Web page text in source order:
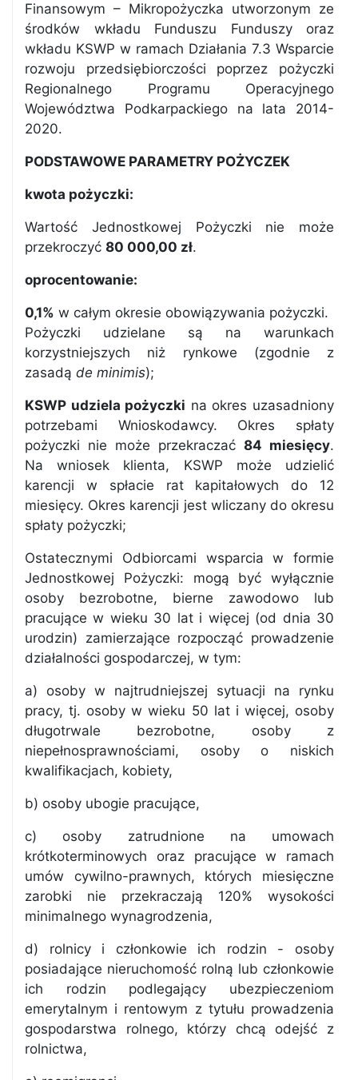
Finansowym – Mikropożyczka utworzonym ze
środków wkładu Funduszu Funduszy oraz
wkładu KSWP w ramach Działania 7.3 Wsparcie
rozwoju przedsiębiorczości poprzez pożyczki
Regionalnego Programu Operacyjnego
Województwa Podkarpackiego na lata 2014-
2020.
PODSTAWOWE PARAMETRY POŻYCZEK
kwota pożyczki:
Wartość Jednostkowej Pożyczki nie może
przekroczyć 80 000,00 zł.
oprocentowanie:
0,1% w całym okresie obowiązywania pożyczki.
Pożyczki udzielane są na warunkach
korzystniejszych niż rynkowe (zgodnie z
zasadą de minimis);
KSWP udziela pożyczki na okres uzasadniony
potrzebami Wnioskodawcy. Okres spłaty
pożyczki nie może przekraczać 84 miesięcy.
Na wniosek klienta, KSWP może udzielić
karencji w spłacie rat kapitałowych do 12
miesięcy. Okres karencji jest wliczany do okresu
spłaty pożyczki;
Ostatecznymi Odbiorcami wsparcia w formie
Jednostkowej Pożyczki: mogą być wyłącznie
osoby bezrobotne, bierne zawodowo lub
pracujące w wieku 30 lat i więcej (od dnia 30
urodzin) zamierzające rozpocząć prowadzenie
działalności gospodarczej, w tym:
a) osoby w najtrudniejszej sytuacji na rynku
pracy, tj. osoby w wieku 50 lat i więcej, osoby
długotrwale bezrobotne, osoby z
niepełnosprawnościami, osoby o niskich
kwalifikacjach, kobiety,
b) osoby ubogie pracujące,
c) osoby zatrudnione na umowach
krótkoterminowych oraz pracujące w ramach
umów cywilno-prawnych, których miesięczne
zarobki nie przekraczają 120% wysokości
minimalnego wynagrodzenia,
d) rolnicy i członkowie ich rodzin - osoby
posiadające nieruchomość rolną lub członkowie
ich rodzin podlegający ubezpieczeniom
emerytalnym i rentowym z tytułu prowadzenia
gospodarstwa rolnego, którzy chcą odejść z
rolnictwa,